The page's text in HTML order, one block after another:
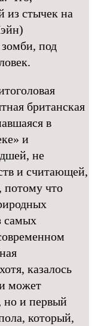
из стычек на
под
британская
в
и
не
и считающей,
потому что
самых
казалось
может
но и первый
который,